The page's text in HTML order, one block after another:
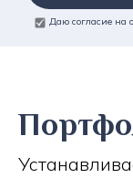
Даю согласие на